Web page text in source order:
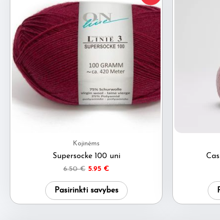
Kojinėms
Supersocke 100 uni
6.50€ Original
was:
6.50 €.
5.95 €Current
5.95 €.
Pasirinkti savybes